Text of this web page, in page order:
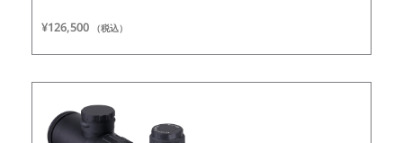
¥126,500 （税込）